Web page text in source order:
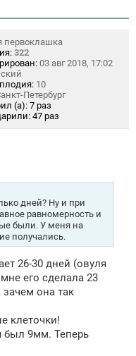
первоклашка
322
03 авг 2018, 17:02
10
Петербург
(а): 7 раз
47 раз
дней? Ну и при
равномерность и
были. У меня на
получались.
26-30 дней (овуля
его сделала 23
она так
клеточки!
был 9мм. Теперь